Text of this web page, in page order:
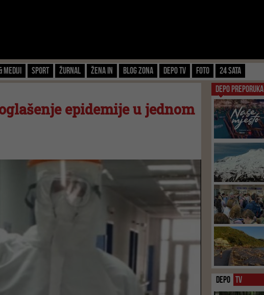
Mediji Sport Žurnal Žena IN Blog zona Depo TV FOTO 24 SATA
epidemije u jednom
DEPO PREPORUKA
DEPO TV